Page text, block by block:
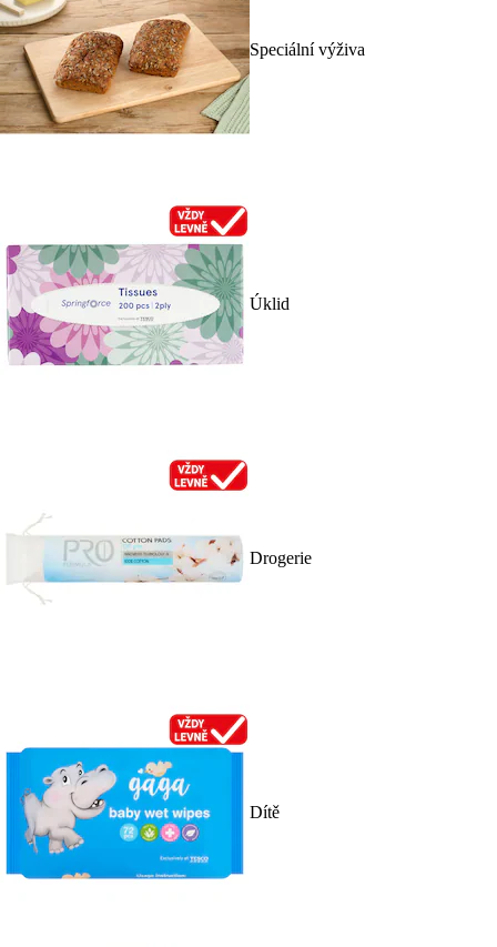
Speciální výživa
Úklid
Drogerie
Dítě